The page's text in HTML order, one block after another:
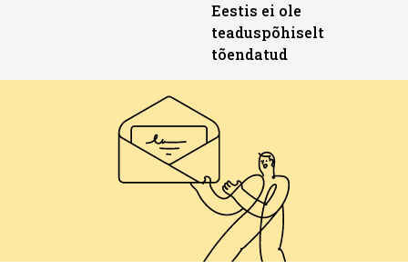
Eestis ei ole
teaduspõhiselt
tõendatud